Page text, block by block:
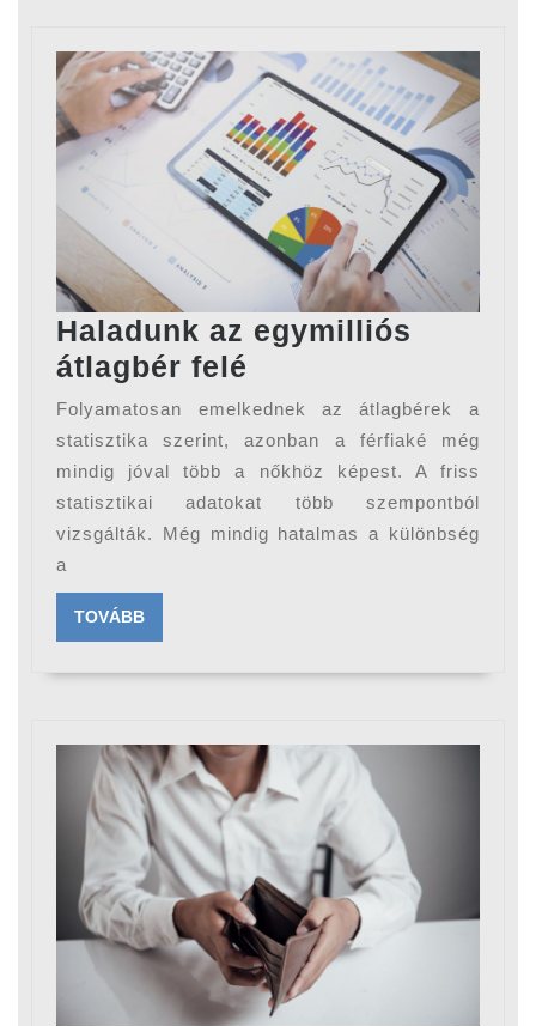
Haladunk az egymilliós
átlagbér felé
az
egymilliós
átlagbér
felé
Folyamatosan emelkednek az átlagbérek a
statisztika szerint, azonban a férfiaké még
mindig jóval több a nőkhöz képest. A friss
statisztikai adatokat több szempontból
vizsgálták. Még mindig hatalmas a különbség
a
TOVÁBBTOVÁBB